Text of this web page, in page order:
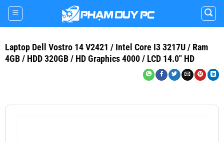
Skip
content
Laptop Dell Vostro 14 V2421 / Intel Core I3 3217U / Ram
4GB / HDD 320GB / HD Graphics 4000 / LCD 14.0″ HD